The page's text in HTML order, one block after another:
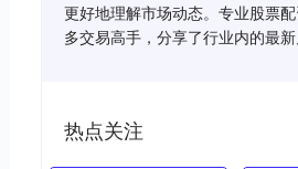
更好地理解市场动态。专业股票
多交易高手，分享了行业内的最新
热点关注